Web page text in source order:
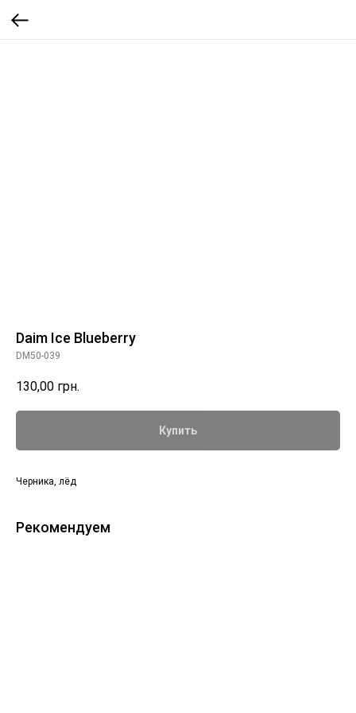
Daim Ice Blueberry
DM50-039
130,00 грн.
Купить
Черника, лёд
Рекомендуем